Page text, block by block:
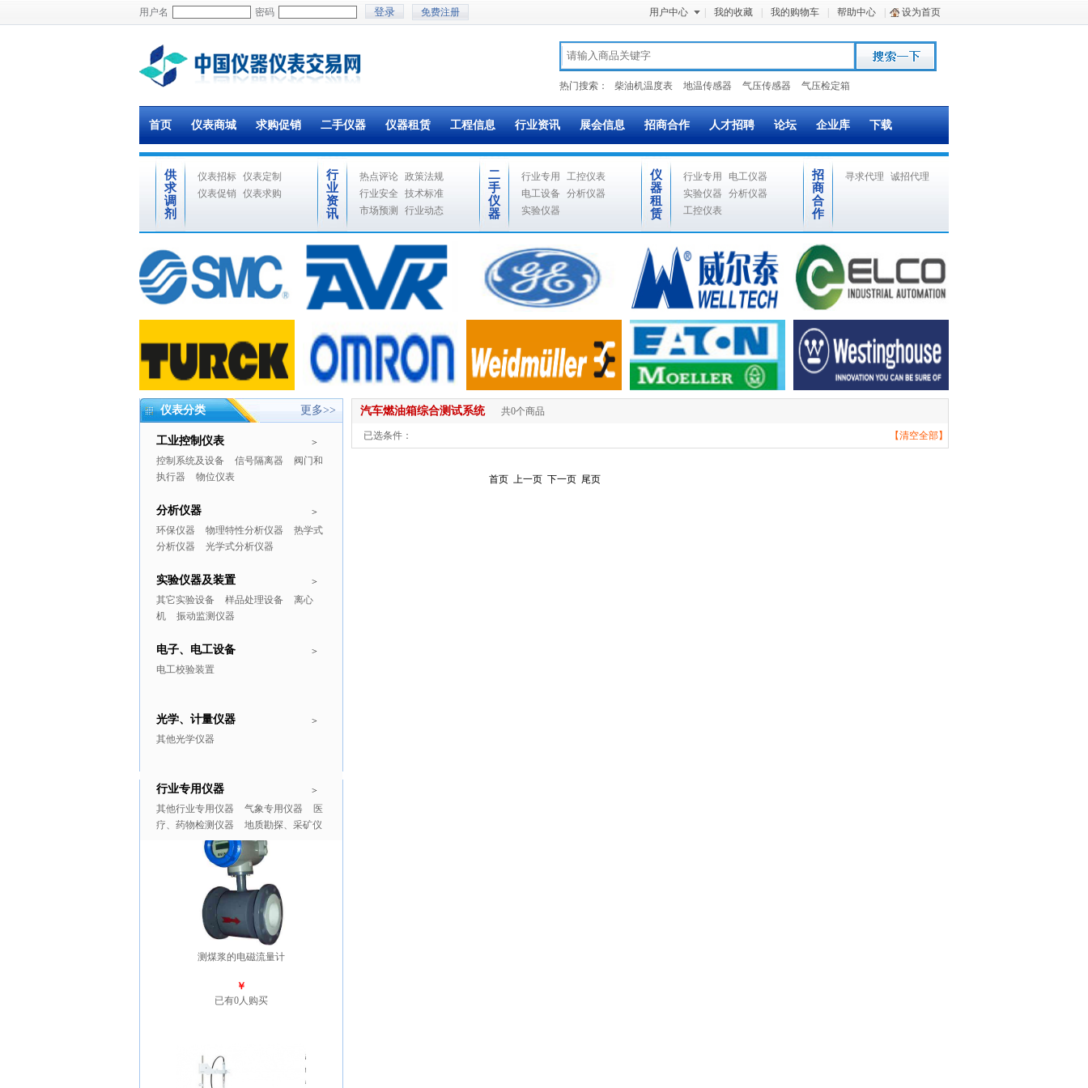
用户名 密码 免费注册 用户中心 我的收藏 我的购物车 帮助中心 设为首页
热门搜索： 柴油机温度表 地温传感器 气压传感器 气压检定箱
首页 仪表商城 求购促销 二手仪器 仪器租赁 工程信息 行业资讯 展会信息 招商合作 人才招聘 论坛 企业库 下载
供
求
调
剂
仪表招标 仪表定制
仪表促销
仪表求购
行
业
资
讯
热点评论 政策法规
行业安全
技术标准
市场预测
行业动态
二
手
仪
器
行业专用
工控仪表
电工设备
分析仪器
实验仪器
仪
器
租
赁
行业专用
电工仪器
实验仪器
分析仪器
工控仪表
招
商
合
作
寻求代理 诚招代理
仪表分类 更多>>
>
工业控制仪表
控制系统及设备 信号隔离器
阀门和
执行器
物位仪表
>
分析仪器
环保仪器 物理特性分析仪器
热学式
分析仪器
光学式分析仪器
>
实验仪器及装置
其它实验设备 样品处理设备
离心
机
振动监测仪器
>
电子、电工设备
电工校验装置
>
光学、计量仪器
其他光学仪器
>
行业专用仪器
其他行业专用仪器 气象专用仪器
医
疗、药物检测仪器
地质勘探、采矿仪
推广商品 更多>>
测煤浆的电磁流量计
￥
已有0人购买
汽车燃油箱综合测试系统 共0个商品
【清空全部】
已选条件：
首页 上一页 下一页 尾页